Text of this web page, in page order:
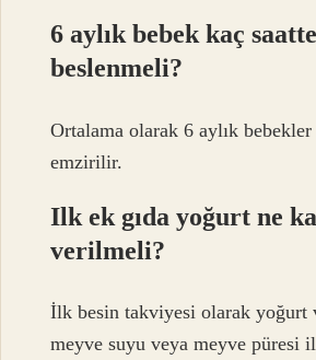
6 aylık bebek kaç
beslenmeli?
Ortalama olarak 6 aylık
emzirilir.
Ilk ek gıda yoğurt ne
verilmeli?
İlk besin takviyesi olarak yoğurt
meyve suyu veya meyve püresi